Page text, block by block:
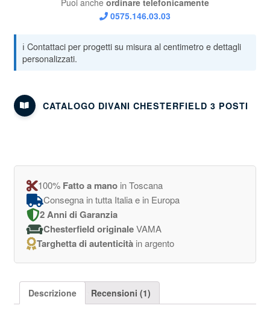
Puoi anche ordinare telefonicamente
0575.146.03.03
CATALOGO DIVANI CHESTERFIELD 3 POSTI
100% Fatto a manoin Toscana
Consegna in tutta Italia e in Europa
2 Anni di Garanzia
Chesterfield originaleVAMA
Targhetta di autenticitàin argento
Descrizione Recensioni (1)